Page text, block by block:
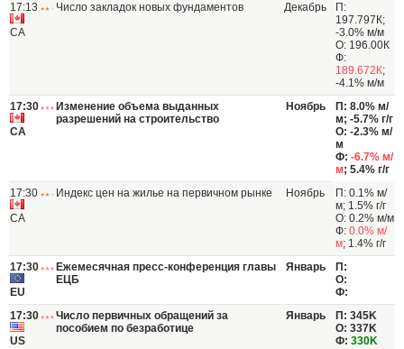
17:13
CA
Число закладок новых фундаментов Декабрь
П:
197.797К;
-3.0% м/м
О: 196.00К
Ф:
189.672К;
-4.1% м/м
17:30
CA
Изменение объема выданных
разрешений на строительство
Ноябрь
П: 8.0% м/
м; -5.7% г/г
О: -2.3% м/
м
Ф: -6.7% м/
м; 5.4% г/г
17:30
CA
Индекс цен на жилье на первичном рынке Ноябрь
П: 0.1% м/
м; 1.5% г/г
О: 0.2% м/м
Ф: 0.0% м/
м; 1.4% г/г
17:30
EU
Ежемесячная пресс-конференция главы
ЕЦБ
Январь
П:
О:
Ф:
17:30
US
Число первичных обращений за
пособием по безработице
Январь
П: 345K
О: 337K
Ф: 330K